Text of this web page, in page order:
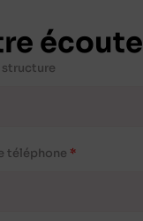
écoute
structure
téléphone